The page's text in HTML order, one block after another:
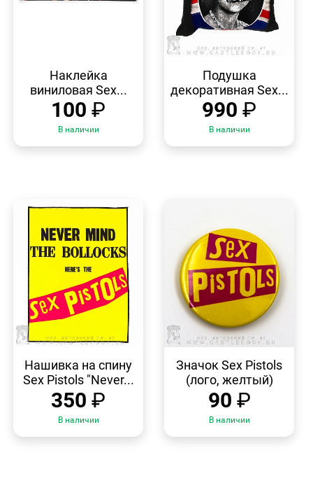
ПРОСМОТР
Наклейка
виниловая Sex...
100 ₽
В наличии
Подушка
декоративная Sex...
990 ₽
В наличии
ПРОСМОТР
Нашивка на спину
Sex Pistols "Never...
350 ₽
В наличии
ПРОСМОТР
Значок Sex Pistols
(лого, желтый)
90 ₽
В наличии